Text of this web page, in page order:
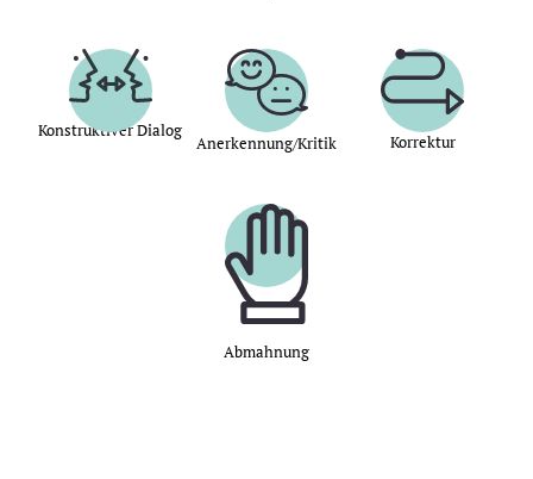
Konstruktiver Dialog
Anerkennung/Kritik Korrektur
Abmahnung